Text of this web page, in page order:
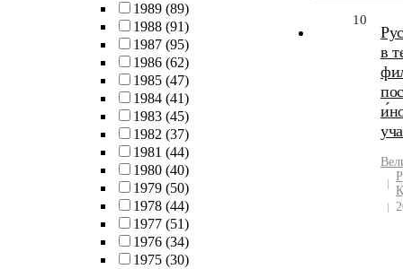
1989 (89)
1988 (91)
1987 (95)
1986 (62)
1985 (47)
1984 (41)
1983 (45)
1982 (37)
1981 (44)
1980 (40)
1979 (50)
1978 (44)
1977 (51)
1976 (34)
1975 (30)
10
в